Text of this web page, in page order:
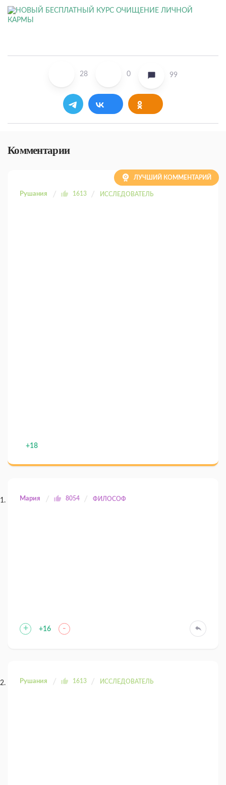
28 0 99
Комментарии
Рушания 1613 ИССЛЕДОВАТЕЛЬ
ЛУЧШИЙ КОММЕНТАРИЙ
+18
Мария 8054 ФИЛОСОФ
+ +16 -
Рушания 1613 ИССЛЕДОВАТЕЛЬ